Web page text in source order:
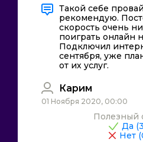
Такой себе
рекомендую.
скорость очень
поиграть онлайн
Подключил
сентября, уже
от их услуг.
Карим
01 Ноября 2020, 00:00
Полезный
Да (3
Нет (